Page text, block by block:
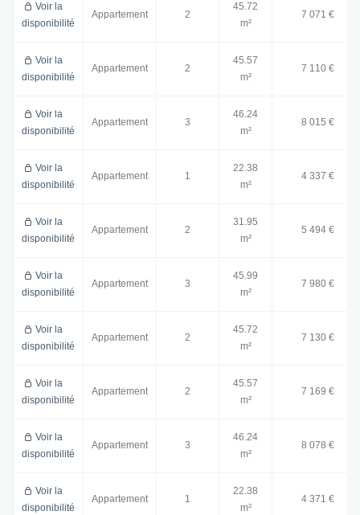
Voir la
disponibilité
Appartement 2
45.72
m²
7 071 €
Voir la
disponibilité
Appartement 2
45.57
m²
7 110 €
Voir la
disponibilité
Appartement 3
46.24
m²
8 015 €
Voir la
disponibilité
Appartement 1
22.38
m²
4 337 €
Voir la
disponibilité
Appartement 2
31.95
m²
5 494 €
Voir la
disponibilité
Appartement 3
45.99
m²
7 980 €
Voir la
disponibilité
Appartement 2
45.72
m²
7 130 €
Voir la
disponibilité
Appartement 2
45.57
m²
7 169 €
Voir la
disponibilité
Appartement 3
46.24
m²
8 078 €
Voir la
disponibilité
Appartement 1
22.38
m²
4 371 €